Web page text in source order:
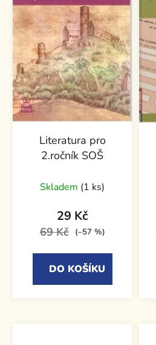
Literatura pro
2.ročník SOŠ
Skladem (1 ks)
29 Kč
69 Kč (–57 %)
DO KOŠÍKU